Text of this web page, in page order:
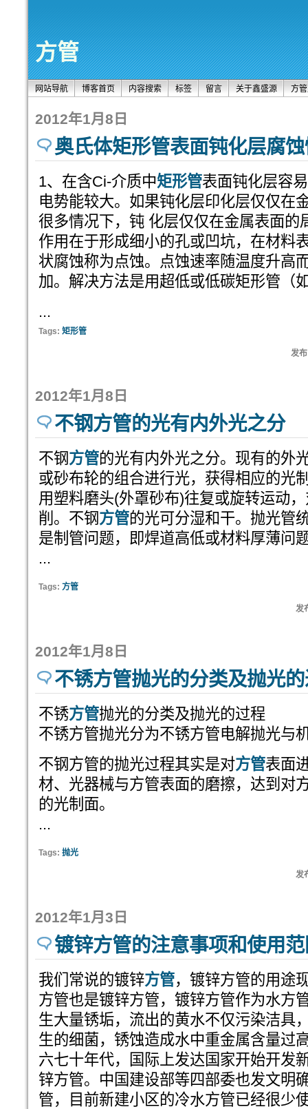
方管
网站导航 博客首页 内容搜索 标签 留言 关于鑫盛源 方
2012年1月8日
奥氏体矩形管表面钝化层腐
1、在含Ci-介质中矩形管表面钝化层容
电势能较大。如果钝化层印化层仅仅在
很多情况下，钝 化层仅仅在金属表面的
作用在于形成细小的孔或凹坑，在材料
状腐蚀称为点蚀。点蚀速率随温度升高
加。解决方法是用超低或低碳矩形管（
...
Tags: 矩形管
发
2012年1月8日
不钢方管的光有内外光之分
不钢方管的光有内外光之分。现有的外
或砂布轮的组合进行光，获得相应的光
用塑料磨头(外罩砂布)往复或旋转运动
削。不钢方管的光可分湿和干。抛光管
是制管问题，即焊道高低或材料厚薄问
...
Tags: 方管
发
2012年1月8日
不锈方管抛光的分类及抛光
不锈方管抛光的分类及抛光的过程
不锈方管抛光分为不锈方管电解抛光与
不钢方管的抛光过程其实是对方管表面
材、光器械与方管表面的磨擦，达到对
的光制面。
...
Tags: 抛光
发
2012年1月3日
镀锌方管的注意事项和使用
我们常说的镀锌方管，镀锌方管的用途
方管也是镀锌方管，镀锌方管作为水方
生大量锈垢，流出的黄水不仅污染洁具
生的细菌，锈蚀造成水中重金属含量过
六七十年代，国际上发达国家开始开发
锌方管。中国建设部等四部委也发文明
管，目前新建小区的冷水方管已经很少